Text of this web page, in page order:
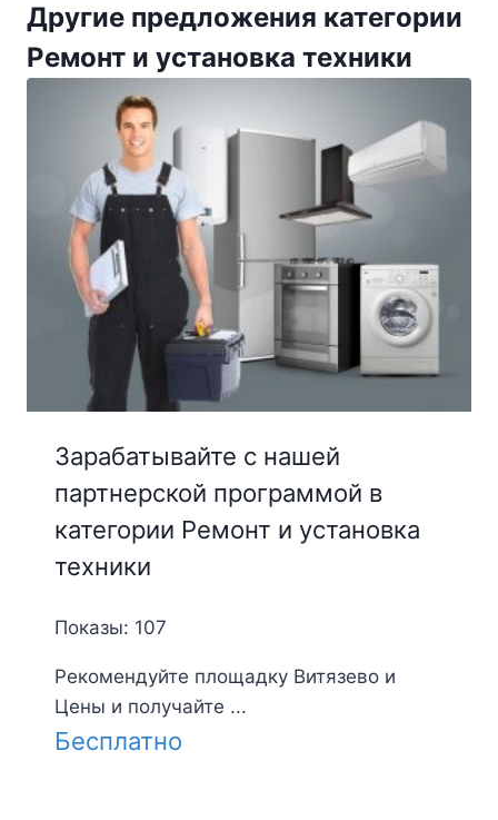
Другие предложения категории
Ремонт и установка техники
Зарабатывайте с нашей
партнерской программой в
категории Ремонт и установка
техники
Показы: 107
Рекомендуйте площадку Витязево и
Цены и получайте ...
Бесплатно